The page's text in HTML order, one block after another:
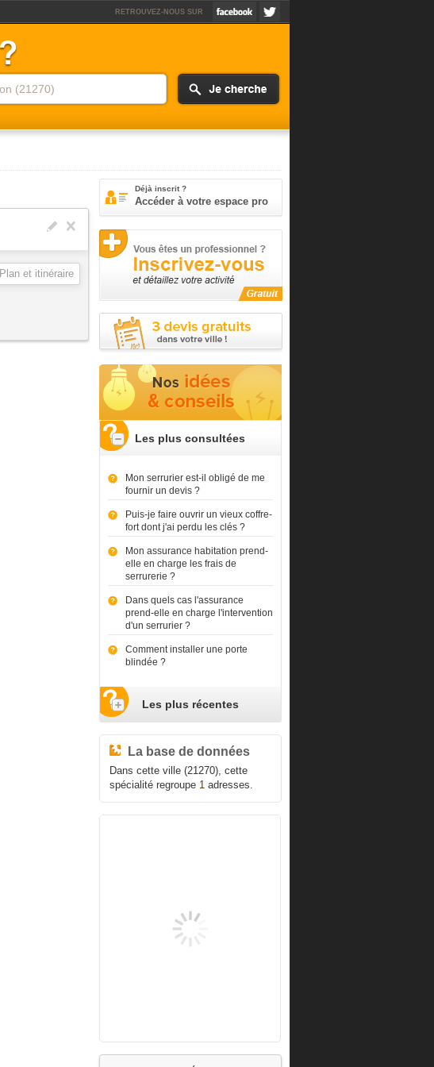
RETROUVEZ-NOUS SUR
Plan et itinéraire
Déjà inscrit ?
Accéder à votre espace pro
Les plus consultées
Mon serrurier est-il obligé de me
fournir un devis ?
Puis-je faire ouvrir un vieux coffre-
fort dont j'ai perdu les clés ?
Mon assurance habitation prend-
elle en charge les frais de
serrurerie ?
Dans quels cas l'assurance
prend-elle en charge l'intervention
d'un serrurier ?
Comment installer une porte
blindée ?
Les plus récentes
La base de données
Dans cette ville (21270), cette
spécialité regroupe 1adresses.